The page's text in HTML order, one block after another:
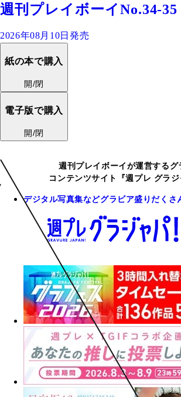
週刊プレイボーイNo.34-35
2026年08月10日発売
紙の本で購入
開/閉
電子版で購入
開/閉
週刊プレイボーイが運営するグ
コンテンツサイト『週プレ グラジ
デジタル写真集などグラビア盛りだくさ